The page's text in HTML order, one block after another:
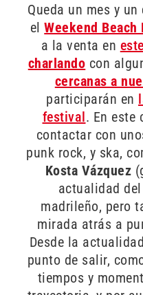
Queda un mes y
elWeekend Beach
a la venta en
charlando con
cercanas a
participarán en
festival. En este
contactar con
punk rock, y ska,
Kosta Vázquez
actualidad
madrileño, pero
mirada atrás a
Desde la
punto de salir,
tiempos y